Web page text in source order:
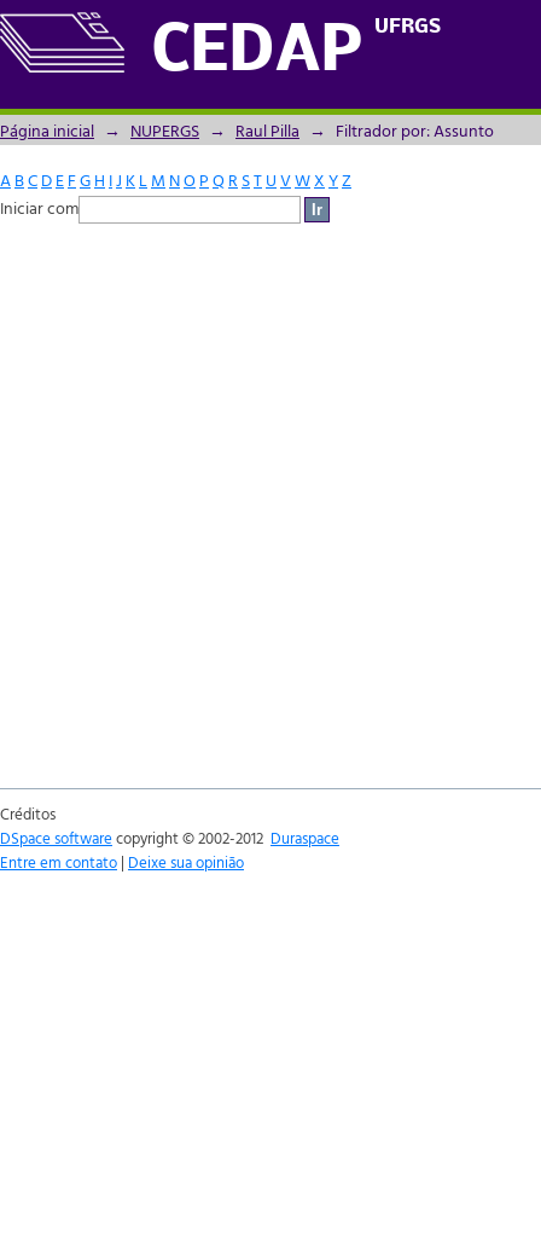
CEDAP UFRGS
Filtrador por: Assunto
Página inicial → NUPERGS → Raul Pilla → Filtrador por: Assunto
ABCDEFGH IJ KLM NOPQRSTUVWXYZ
Iniciar com
Créditos
DSpace softwarecopyright © 2002-2012 Duraspace
Entre em contato | Deixe sua opinião